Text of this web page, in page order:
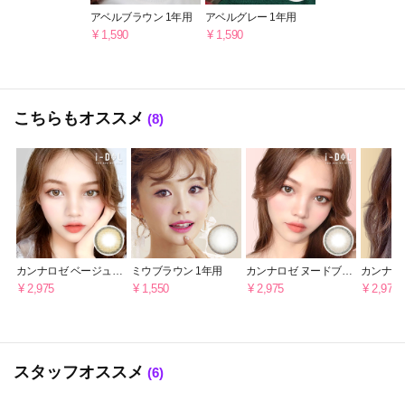
アベルブラウン 1年用
¥ 1,590
アベルグレー 1年用
¥ 1,590
こちらもオススメ (8)
カンナロゼ ベージュブ
ラウン [6ヶ月]
¥ 2,975
ミウブラウン 1年用
¥ 1,550
カンナロゼ ヌードブラ
ウン [6ヶ月]
¥ 2,975
カンナ
リーン [6
¥ 2,975
スタッフオススメ (6)